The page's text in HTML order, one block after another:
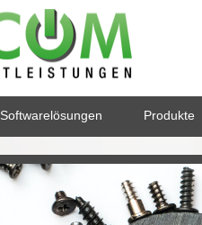
Softwarelösungen Produkte